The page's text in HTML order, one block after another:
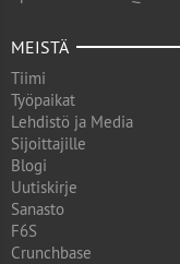
MEISTÄ
Tiimi
Työpaikat
Lehdistö ja Media
Sijoittajille
Blogi
Uutiskirje
Sanasto
F6S
Crunchbase